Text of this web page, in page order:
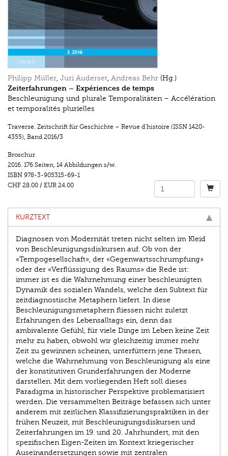
Philipp Müller, Juri Auderset, Andreas Behr (Hg.)
Zeiterfahrungen – Expériences de temps
Beschleunigung und plurale Temporalitäten – Accélération
et temporalités plurielles
Traverse. Zeitschrift für Geschichte – Revue d’histoire (ISSN 1420-
4355), Band 2016/3
Broschur
2016. 176 Seiten, 14 Abbildungen s/w.
ISBN 978-3-905315-69-1
CHF 28.00 / EUR 24.00
KURZTEXT
Diagnosen von Modernität treten nicht selten im Kleid
von Beschleunigungsdiskursen auf. Ob von der
«Tempogesellschaft», der «Gegenwartsschrumpfung»
oder der «Verflüssigung des Raums» die Rede ist:
immer ist es die Wahrnehmung einer beschleunigten
Dynamik des sozialen Wandels, welche den Subtext für
zeitdiagnostische Metaphern liefert. In diese
Beschleunigungsmetaphern fliessen nicht zuletzt
Erfahrungen des Lebensalltags ein, denn das
ambivalente Gefühl, für viele Dinge im Leben keine Zeit
mehr zu haben, obwohl wir gleichzeitig immer mehr
Zeit zu gewinnen scheinen, unterfüttern jene Thesen,
welche die Wahrnehmung von Beschleunigung als eine
der konstitutiven Grunderfahrungen der Moderne
darstellen. Mit dem vorliegenden Heft soll dieses
Paradigma in historischer Perspektive problematisiert
werden. Die versammelten Beiträge befassen sich unter
anderem mit zeitlichen Klassifizierungspraktiken in der
frühen Neuzeit, mit Beschleunigungsdiskursen und
Zeiterfahrungen im 19. und 20. Jahrhundert, mit den
spezifischen Eigen-Zeiten im Kontext kriegerischer
Auseinandersetzungen sowie mit zentralen